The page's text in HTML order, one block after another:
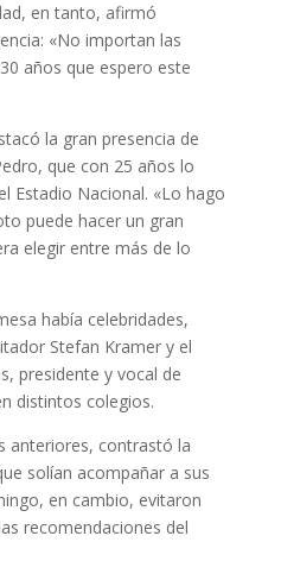
en tanto, afirmó
«No importan las
años que espero este
la gran presencia de
que con 25 años lo
Estadio Nacional. «Lo hago
puede hacer un gran
elegir entre más de lo
había celebridades,
Stefan Kramer y el
presidente y vocal de
distintos colegios.
anteriores, contrastó la
solían acompañar a sus
en cambio, evitaron
recomendaciones del